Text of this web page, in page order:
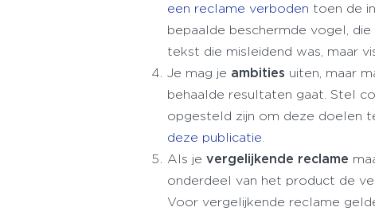
een reclame verboden toen de
bepaalde beschermde vogel,
tekst die misleidend was, maar
Je mag je ambities uiten, maar
behaalde resultaten gaat. Stel
opgesteld zijn om deze doelen
deze publicatie.
Als jevergelijkende reclame
onderdeel van het product de
Voor vergelijkende reclame